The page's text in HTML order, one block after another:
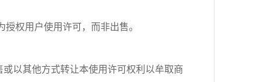
权用户使用许可，而非出售。
以其他方式转让本使用许可权利以牟取商